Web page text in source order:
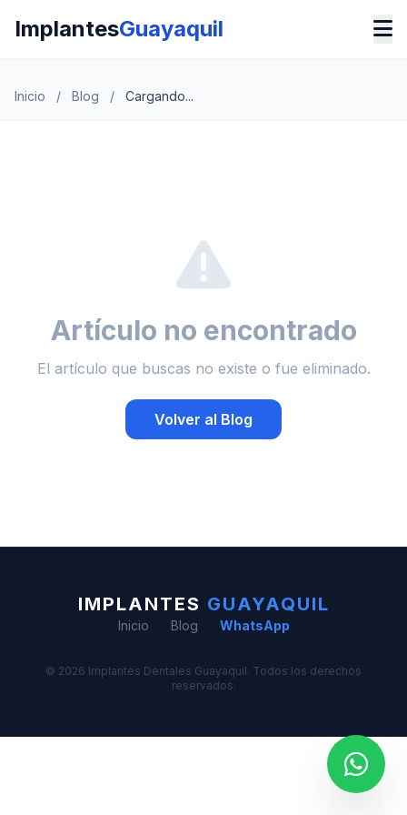
ImplantesGuayaquil
Inicio / Blog / Cargando...
Artículo no encontrado
El artículo que buscas no existe o fue eliminado.
Volver al Blog
IMPLANTES GUAYAQUIL
Inicio Blog WhatsApp
© 2026 Implantes Dentales Guayaquil. Todos los derechos
reservados.